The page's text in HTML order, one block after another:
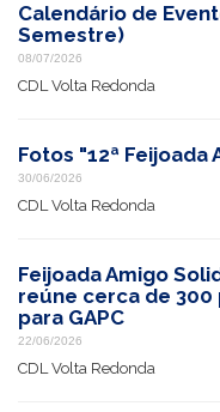
Calendário de
Semestre)
08/07/2026
CDL Volta Redonda
Fotos "12ª Feijoada
30/06/2026
CDL Volta Redonda
Feijoada Amigo
reúne cerca de
para GAPC
22/06/2026
CDL Volta Redonda